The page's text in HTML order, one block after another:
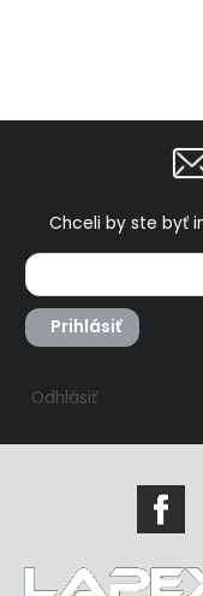
Chceli by ste byť
Prihlásiť
Odhlásiť